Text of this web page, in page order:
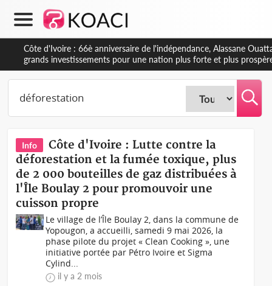
Côte d'Ivoire : À Abidjan, Amadou Oury Bah admire le modèle
développement de la Guinée
Info
Côte d'Ivoire : Lutte contre la
déforestation et la fumée toxique, plus
de 2 000 bouteilles de gaz distribuées à
l'Île Boulay 2 pour promouvoir une
cuisson propre
Le village de l’Île Boulay 2, dans la commune de
Yopougon, a accueilli, samedi 9 mai 2026, la
phase pilote du projet « Clean Cooking », une
initiative portée par Pétro Ivoire et Sigma
Cylind...
il y a 2 mois